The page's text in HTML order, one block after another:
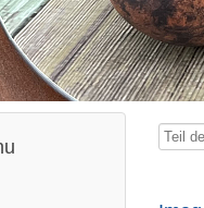
Teil